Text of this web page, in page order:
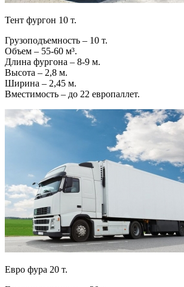
Тент фургон 10 т.
Грузоподъемность – 10 т.
Объем – 55-60 м³.
Длина фургона – 8-9 м.
Высота – 2,8 м.
Ширина – 2,45 м.
Вместимость – до 22 европаллет.
Евро фура 20 т.